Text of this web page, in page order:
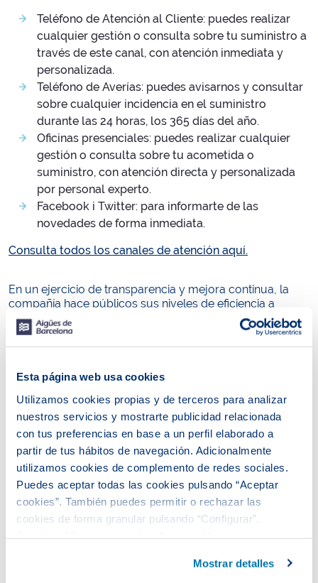
Esta página web usa cookies
Utilizamos cookies propias y de terceros para analizar
nuestros servicios y mostrarte publicidad relacionada
con tus preferencias en base a un perfil elaborado a
partir de tus hábitos de navegación. Adicionalmente
utilizamos cookies de complemento de redes sociales.
Puedes aceptar todas las cookies pulsando “Aceptar
cookies”. También puedes permitir o rechazar las
cookies de forma granular pulsando “Configurar”.
son indispensables para que el sitio web funcione y que
Mostrar detalles
Teléfono de Atención al Cliente: puedes realizar
cualquier gestión o consulta sobre tu suministro a
través de este canal, con atención inmediata y
personalizada.
Teléfono de Averías: puedes avisarnos y consultar
sobre cualquier incidencia en el suministro
durante las 24 horas, los 365 días del año.
Oficinas presenciales: puedes realizar cualquier
gestión o consulta sobre tu acometida o
suministro, con atención directa y personalizada
por personal experto.
Facebook i Twitter: para informarte de las
novedades de forma inmediata.
Consulta todos los canales de atención aquí.
En un ejercicio de transparencia y mejora continua, la
compañía hace públicos sus niveles de eficiencia a
través de laCarta de Compromisos
, un documento que
establece estándares claros y exigentes para garantizar
la calidad del suministro y la atención al usuario.
Esta carta fija unos plazos concretos para actuaciones
esenciales del servicio, asegurando así una respuesta
ágil y eficaz ante las necesidades de los clientes.Entre
los compromisos destacados, se incluyen:
Respuesta a reclamaciones sobre la calidad del
agua en un máximo de 24 horas.
Cumplimiento de las citas concertadas.
Suministro de agua en un máximo de cuatro días
laborables, mediante la instalación del equipo de
medida.
Respuesta a reclamaciones generales en un plazo